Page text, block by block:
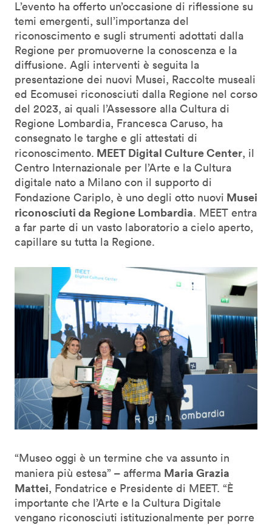
L’evento ha offerto un’occasione di riflessione su
temi emergenti, sull’importanza del
riconoscimento e sugli strumenti adottati dalla
Regione per promuoverne la conoscenza e la
diffusione. Agli interventi è seguita la
presentazione dei nuovi Musei, Raccolte museali
ed Ecomusei riconosciuti dalla Regione nel corso
del 2023, ai quali l’Assessore alla Cultura di
Regione Lombardia, Francesca Caruso, ha
consegnato le targhe e gli attestati di
riconoscimento. MEET Digital Culture Center, il
Centro Internazionale per l’Arte e la Cultura
digitale nato a Milano con il supporto di
Fondazione Cariplo, è uno degli otto nuovi Musei
riconosciuti da Regione Lombardia. MEET entra
a far parte di un vasto laboratorio a cielo aperto,
capillare su tutta la Regione.
“Museo oggi è un termine che va assunto in
maniera più estesa” – afferma Maria Grazia
Mattei, Fondatrice e Presidente di MEET. “È
importante che l’Arte e la Cultura Digitale
vengano riconosciuti istituzionalmente per porre